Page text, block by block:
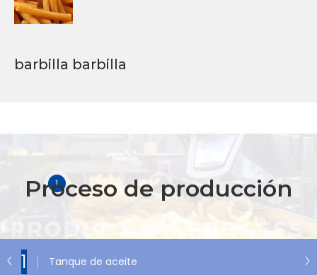
barbilla barbilla
Proceso de producción
1
1 Tanque de aceite